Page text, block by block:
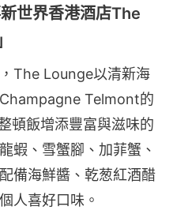
世界香港酒店The
The Lounge以清新海
Telmont的
頓飯增添豐富與滋味的
蝦、雪蟹腳、加菲蟹、
備海鮮醬、乾葱紅酒醋
人喜好口味。